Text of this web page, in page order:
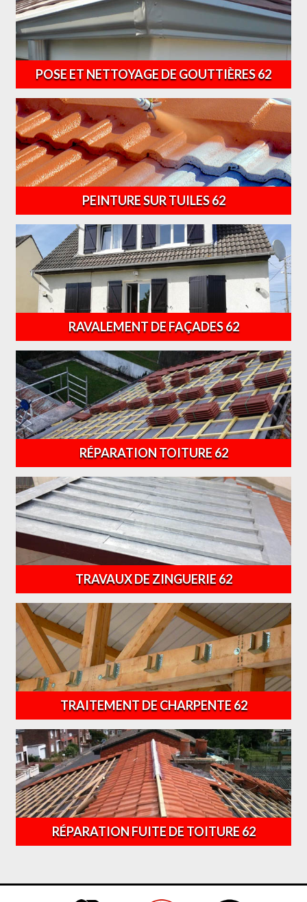
POSE ET NETTOYAGE DE GOUTTIÈRES 62
PEINTURE SUR TUILES 62
RAVALEMENT DE FAÇADES 62
RÉPARATION TOITURE 62
TRAVAUX DE ZINGUERIE 62
TRAITEMENT DE CHARPENTE 62
RÉPARATION FUITE DE TOITURE 62